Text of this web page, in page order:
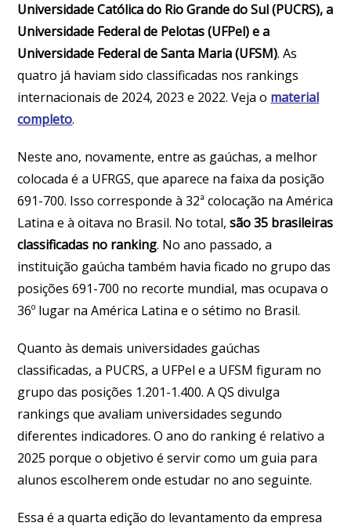
Universidade Católica do Rio Grande do Sul (PUCRS), a
Universidade Federal de Pelotas (UFPel) e a
Universidade Federal de Santa Maria (UFSM). As
quatro já haviam sido classificadas nos rankings
internacionais de 2024, 2023 e 2022. Veja o material
completo.
Neste ano, novamente, entre as gaúchas, a melhor
colocada é a UFRGS, que aparece na faixa da posição
691-700. Isso corresponde à 32ª colocação na América
Latina e à oitava no Brasil. No total,são 35 brasileiras
classificadas no ranking. No ano passado, a
instituição gaúcha também havia ficado no grupo das
posições 691-700 no recorte mundial, mas ocupava o
36º lugar na América Latina e o sétimo no Brasil.
Quanto às demais universidades gaúchas
classificadas, a PUCRS, a UFPel e a UFSM figuram no
grupo das posições 1.201-1.400. A QS divulga
rankings que avaliam universidades segundo
diferentes indicadores. O ano do ranking é relativo a
2025 porque o objetivo é servir como um guia para
alunos escolherem onde estudar no ano seguinte.
Essa é a quarta edição do levantamento da empresa